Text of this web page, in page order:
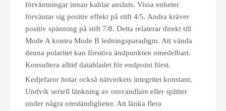
förväntningar innan kablar ansluts. Vissa enheter
förväntar sig positiv effekt på stift 4/5. Andra kräver
positiv spänning på stift 7/8. Detta relaterar direkt till
Mode A kontra Mode B ledningsparadigm. Att vända
denna polaritet kan förstöra ändpunkten omedelbart.
Konsultera alltid databladet för endpoint först.
Kedjefaror hotar också nätverkets integritet konstant.
Undvik seriell länkning av omvandlare eller splitter
under några omständigheter. Att länka flera